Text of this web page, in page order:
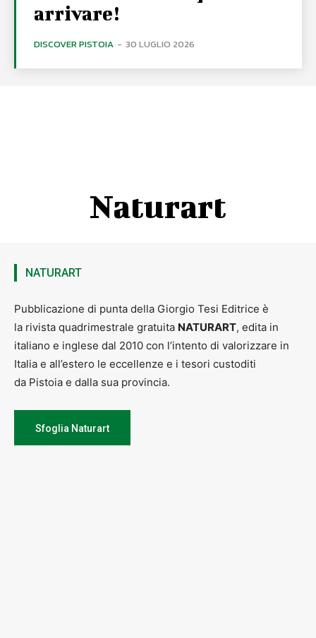
arrivare!
DISCOVER PISTOIA - 30 LUGLIO 2026
Naturart
NATURART
Pubblicazione di punta della Giorgio Tesi Editrice è
la rivista quadrimestrale gratuita NATURART, edita in
italiano e inglese dal 2010 con l’intento di valorizzare in
Italia e all’estero le eccellenze e i tesori custoditi
da Pistoia e dalla sua provincia.
Sfoglia Naturart